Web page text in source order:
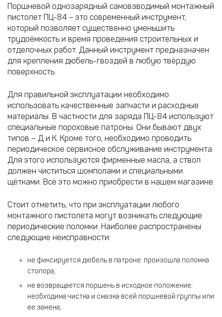
Поршневой однозарядный самовзводимый монтажный
пистолет ПЦ-84 – это современный инструмент,
который позволяет существенно уменьшить
трудоёмкость и время проведения строительных и
отделочных работ. Данный инструмент предназначен
для крепления дюбель-гвоздей в любую твёрдую
поверхность.
Для правильной эксплуатации необходимо
использовать качественные запчасти и расходные
материалы. В частности для заряда ПЦ-84 используют
специальные пороховые патроны. Они бывают двух
типов – Д и К. Кроме того, необходимо проводить
периодическое сервисное обслуживание инструмента.
Для этого используются фирменные масла, а ствол
должен чиститься шомполами и специальными
щётками. Всё это можно приобрести в нашем магазине.
Стоит отметить, что при эксплуатации любого
монтажного пистолета могут возникать следующие
периодические поломки. Наиболее распространены
следующие неисправности:
не фиксируется дюбель в патроне: произошла поломка
стопора;
не возвращается поршень в исходное положение:
необходима чистка и смазка всей поршневой группы или
ее замена;